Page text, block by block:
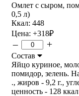
Омлет с сыром,
0,5 л)
Ккал: 448
Цена: +318₽
– +
Состав
Яйцо куриное,
помидор, зелень.
., жиров - 9,2 г.,
ценность - 128 ккал